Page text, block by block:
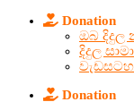
Donation
ඔබ දිදුල
දිදුල
Donation